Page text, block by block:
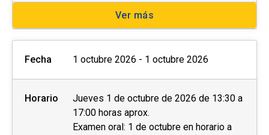
Ver más
Fecha 1 octubre 2026 - 1 octubre 2026
Horario
Jueves 1 de octubre de 2026 de 13:30 a
17:00 horas aprox.
Examen oral: 1 de octubre en horario a